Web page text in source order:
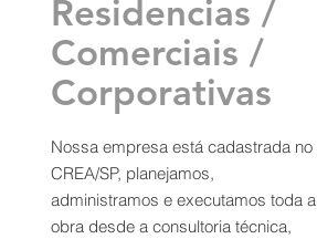
Residencias /
Comerciais /
Corporativas
Nossa empresa está cadastrada no
CREA/SP, planejamos,
administramos e executamos toda a
obra desde a consultoria técnica,